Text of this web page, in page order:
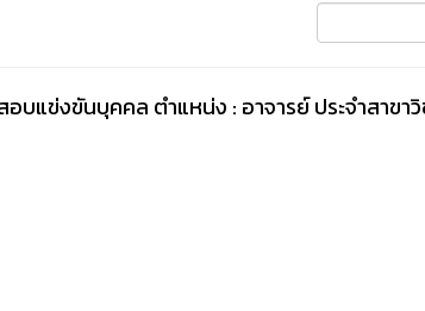
อบแข่งขันบุคคล ตำแหน่ง : อาจารย์ ประจำสาข